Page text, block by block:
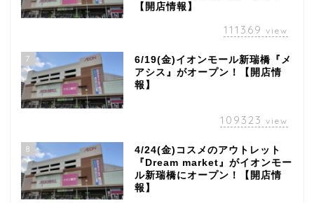
【開店情報】
111369 view
7
6/19(金)イオンモール新瑞橋『メ
アシス』がオープン！【開店情
報】
109323 view
8
4/24(金)コスメのアウトレット
『Dream market』がイオンモー
ル新瑞橋にオープン！【開店情
報】